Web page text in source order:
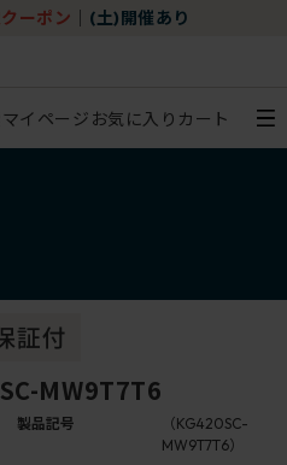
ーポン (土)開催あり
マイページ お気に入り カート
MW9T7T6
製品記号
（KG420SC-
MW9T7T6）